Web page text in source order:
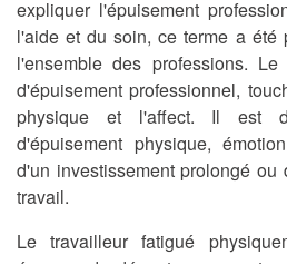
expliquer l'épuisement
l'aide et du soin, ce terme a été
l'ensemble des professions.
d'épuisement professionnel,
physique et l'affect. Il est
d'épuisement physique,
d'un investissement prolongé ou
travail.
Le travailleur fatigué